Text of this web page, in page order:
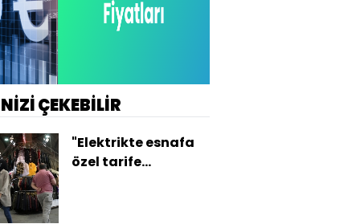
ÇEKEBİLİR
"Elektrikte esnafa
özel tarife